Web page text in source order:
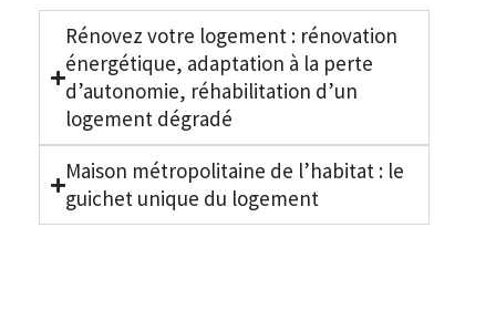
Rénovez votre logement : rénovation
énergétique, adaptation à la perte
d’autonomie, réhabilitation d’un
logement dégradé
Maison métropolitaine de l’habitat : le
guichet unique du logement